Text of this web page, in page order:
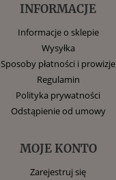
INFORMACJE
Informacje o sklepie
Wysyłka
Sposoby płatności i prowizje
Regulamin
Polityka prywatności
Odstąpienie od umowy
MOJE KONTO
Zarejestruj się